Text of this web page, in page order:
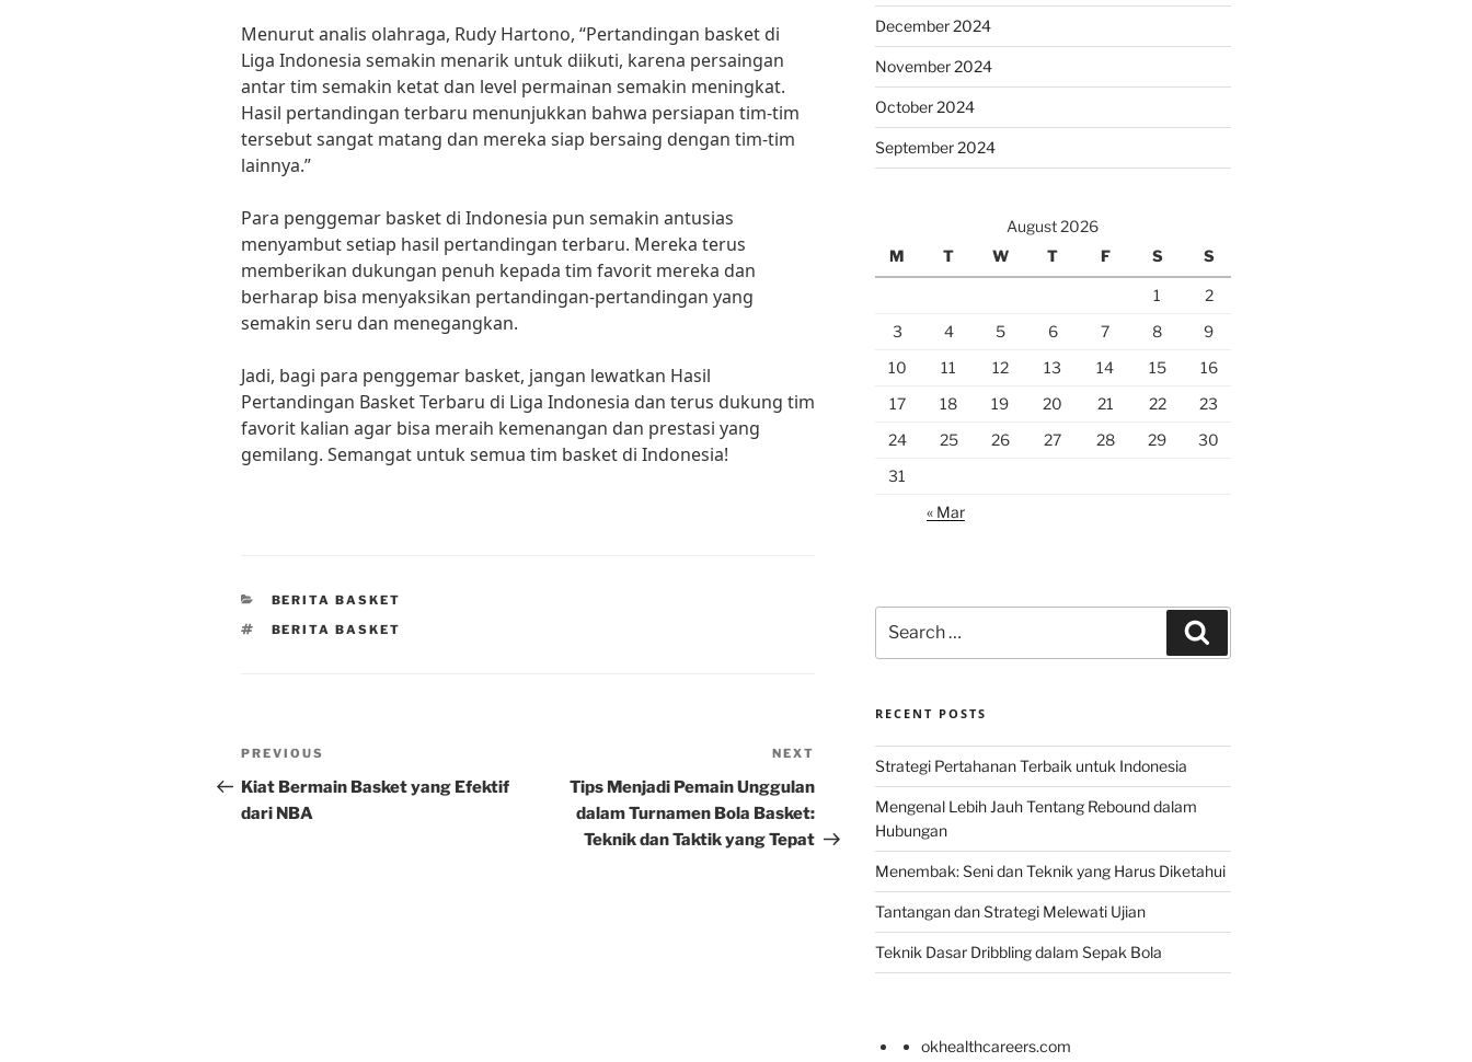
Menurut analis olahraga, Rudy Hartono, “Pertandingan basket di
Liga Indonesia semakin menarik untuk diikuti, karena persaingan
antar tim semakin ketat dan level permainan semakin meningkat.
Hasil pertandingan terbaru menunjukkan bahwa persiapan tim-tim
tersebut sangat matang dan mereka siap bersaing dengan tim-tim
lainnya.”
Para penggemar basket di Indonesia pun semakin antusias
menyambut setiap hasil pertandingan terbaru. Mereka terus
memberikan dukungan penuh kepada tim favorit mereka dan
berharap bisa menyaksikan pertandingan-pertandingan yang
semakin seru dan menegangkan.
Jadi, bagi para penggemar basket, jangan lewatkan Hasil
Pertandingan Basket Terbaru di Liga Indonesia dan terus dukung tim
favorit kalian agar bisa meraih kemenangan dan prestasi yang
gemilang. Semangat untuk semua tim basket di Indonesia!
CATEGORIES
BERITA BASKET
TAGS
BERITA BASKET
Post
navigation
Previous
Post
PREVIOUS
Kiat Bermain Basket yang Efektif
dari NBA
Post
NEXT
Tips Menjadi Pemain Unggulan
dalam Turnamen Bola Basket:
Teknik dan Taktik yang Tepat
December 2024
November 2024
October 2024
September 2024
August 2026
M
T W T F S S
1
2
3
4 5 6 7 8
9
10
11 12 13 14 15
16
17
18 19 20 21 22
23
24
25 26 27 28 29
30
31
« Mar
for:
RECENT POSTS
Strategi Pertahanan Terbaik untuk Indonesia
Mengenal Lebih Jauh Tentang Rebound dalam
Hubungan
Menembak: Seni dan Teknik yang Harus Diketahui
Tantangan dan Strategi Melewati Ujian
Teknik Dasar Dribbling dalam Sepak Bola
okhealthcareers.com